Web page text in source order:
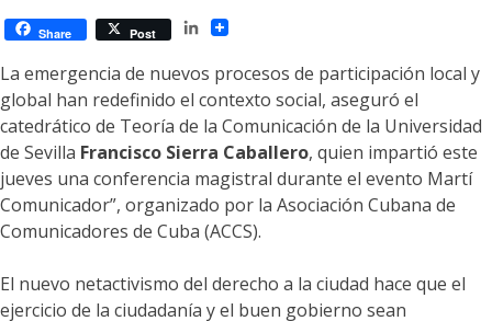
y
social.
Nuevos
horizontes
cognitivos.
Share Post
LinkedIn
La emergencia de nuevos procesos de participación local y
global han redefinido el contexto social, aseguró el
catedrático de Teoría de la Comunicación de la Universidad
de Sevilla Francisco Sierra Caballero, quien impartió este
jueves una conferencia magistral durante el evento Martí
Comunicador”, organizado por la Asociación Cubana de
Comunicadores de Cuba (ACCS).
El nuevo netactivismo del derecho a la ciudad hace que el
ejercicio de la ciudadanía y el buen gobierno sean